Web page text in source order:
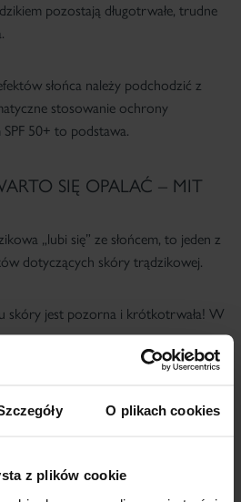
O plikach cookies
z plików cookie
pozostają długotrwałe, trudne
.
słońca należy podchodzić z
stosowanie ochrony
50+ to podstawa.
SIĘ OPALAĆ – MIT
„lubi się” ze słońcem, to jeden z
dotyczących skóry trądzikowej.
skóry jest pozorna i krótkotrwała! W
stanu zapalnego, a początkowo
ekspozycją na szkodliwe